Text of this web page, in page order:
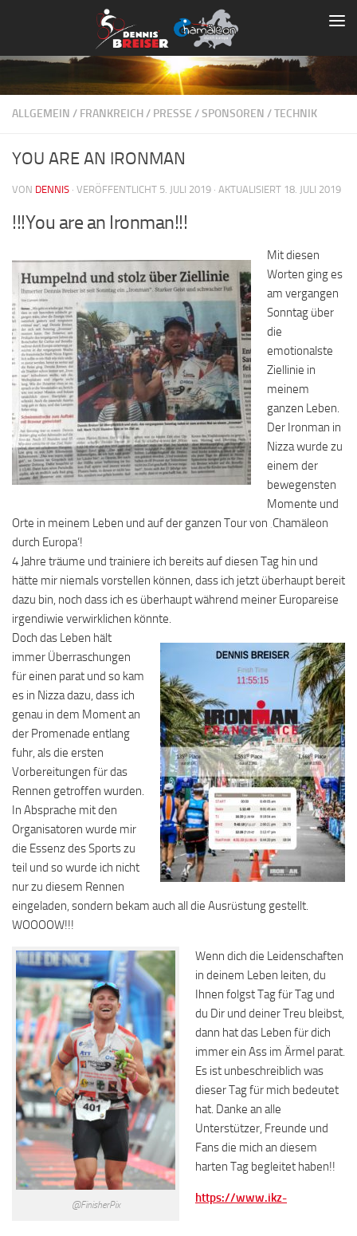
Zum Inhalt springen
ALLGEMEIN / FRANKREICH/ PRESSE /SPONSOREN /TECHNIK
YOU ARE AN IRONMAN
VON DENNIS · VERÖFFENTLICHT 5. JULI 2019 · AKTUALISIERT 18. JULI 2019
!!!You are an Ironman!!!
Mit diesen
Worten ging es
am vergangen
Sonntag über
die
emotionalste
Ziellinie in
meinem
ganzen Leben.
Der Ironman in
Nizza wurde zu
einem der
bewegensten
Momente und
Orte in meinem Leben und auf der ganzen Tour von ‚Chamäleon
durch Europa‘!
4 Jahre träume und trainiere ich bereits auf diesen Tag hin und
hätte mir niemals vorstellen können, dass ich jetzt überhaupt bereit
dazu bin, noch dass ich es überhaupt während meiner Europareise
irgendiwie verwirklichen könnte.
Doch das Leben hält
immer Überraschungen
für einen parat und so kam
es in Nizza dazu, dass ich
genau in dem Moment an
der Promenade entlang
fuhr, als die ersten
Vorbereitungen für das
Rennen getroffen wurden.
In Absprache mit den
Organisatoren wurde mir
die Essenz des Sports zu
teil und so wurde ich nicht
nur zu diesem Rennen
eingeladen, sondern bekam auch all die Ausrüstung gestellt.
WOOOOW!!!
@FinisherPix
Wenn dich die Leidenschaften
in deinem Leben leiten, du
Ihnen folgst Tag für Tag und
du Dir und deiner Treu bleibst,
dann hat das Leben für dich
immer ein Ass im Ärmel parat.
Es ist unbeschreiblich was
dieser Tag für mich bedeutet
hat. Danke an alle
Unterstützer, Freunde und
Fans die mich an diesem
harten Tag begleitet haben!!
https://www.ikz-